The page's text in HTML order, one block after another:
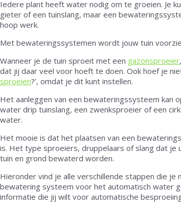
Iedere plant heeft water nodig om te groeien. Je
gieter of een tuinslang, maar een
hoop werk.
Met bewateringssystemen wordt jouw tuin
Wanneer je de tuin sproeit met een gazonsproeier
dat jij daar veel voor hoeft te doen. Ook hoef je
sproeien?’, omdat je dit kunt instellen.
Het aanleggen van een bewateringssysteem kan
water drip tuinslang, een zwenksproeier of een
water.
Het mooie is dat het plaatsen van een
is. Het type sproeiers, druppelaars of slang dat je
tuin en grond bewaterd worden.
Hieronder vind je alle verschillende stappen die
bewatering systeem voor het automatisch water
informatie die jij wilt voor automatische